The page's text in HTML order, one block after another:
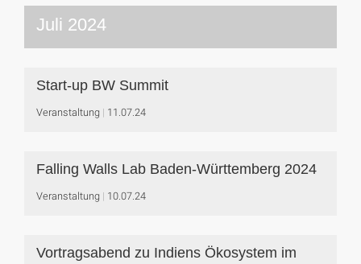
Juli 2024
Start-up BW Summit
Veranstaltung 11.07.24
Falling Walls Lab Baden-Württemberg 2024
Veranstaltung 10.07.24
Vortragsabend zu Indiens Ökosystem im